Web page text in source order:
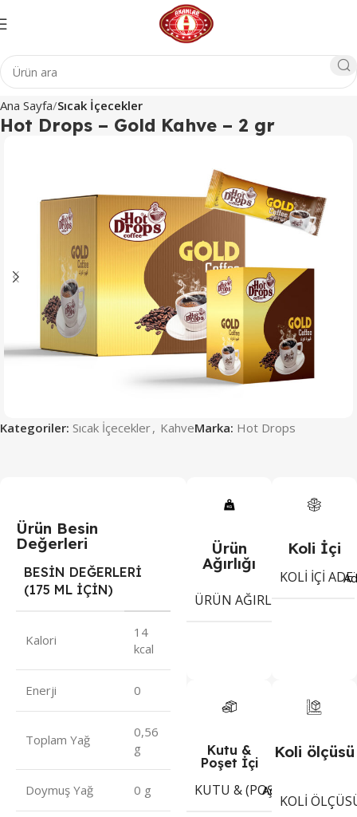
Ana Sayfa Sıcak İçecekler
Hot Drops – Gold Kahve – 2 gr
Kategoriler: Sıcak İçecekler, KahveMarka: Hot Drops
Ürün Besin
Değerleri
BESİN DEĞERLERİ
(175 ML İÇİN)
Kalori
14
kcal
Enerji 0
Toplam Yağ
0,56
g
Doymuş Yağ 0 g
Ürün
Ağırlığı
ÜRÜN AĞIRLIĞI
Koli İçi
KOLI İÇI
Kutu &
Poşet İçi
KUTU & (POŞET) İÇI ADET
Adet
Koli ölçüsü
KOLI